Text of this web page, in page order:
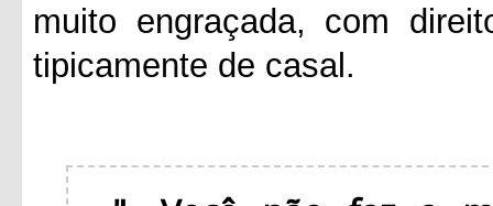
muito engraçada, com
tipicamente de casal.